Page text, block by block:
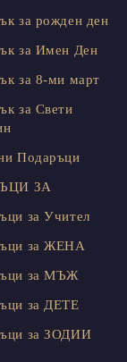
за рожден ден
за Имен Ден
за 8-ми март
за Свети
Подаръци
ЗА
за Учител
за ЖЕНА
за МЪЖ
за ДЕТЕ
за ЗОДИИ